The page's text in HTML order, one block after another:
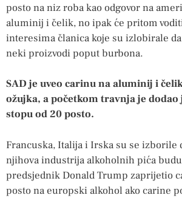
posto na niz roba kao odgovor na
aluminij i čelik, no ipak će pritom
interesima članica koje su izlobirale
neki proizvodi poput burbona.
SAD je uveo carinu na aluminij i
ožujka, a početkom travnja je
stopu od 20 posto.
Francuska, Italija i Irska su se izborile
njihova industrija alkoholnih pića
predsjednik Donald Trump zaprijetio
posto na europski alkohol ako carine